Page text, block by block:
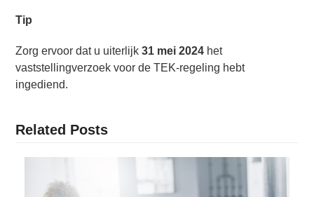
Tip
Zorg ervoor dat u uiterlijk31 mei 2024 het
vaststellingverzoek voor de TEK-regeling hebt
ingediend.
Related Posts